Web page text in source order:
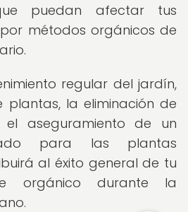
puedan afectar tus
métodos orgánicos de
regular del jardín,
la eliminación de
aseguramiento de un
para las plantas
al éxito general de tu
orgánico durante la